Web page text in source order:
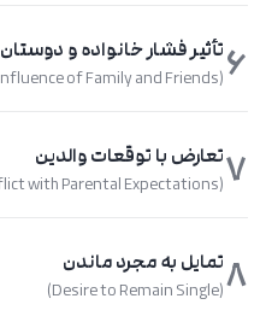
6تأثیر فشار خانواده و دوستان
(Influence of Family and Friends)
7تعارض با توقعات والدین
(Conflict with Parental Expectations)
8تمایل به مجرد ماندن
(Desire to Remain Single)